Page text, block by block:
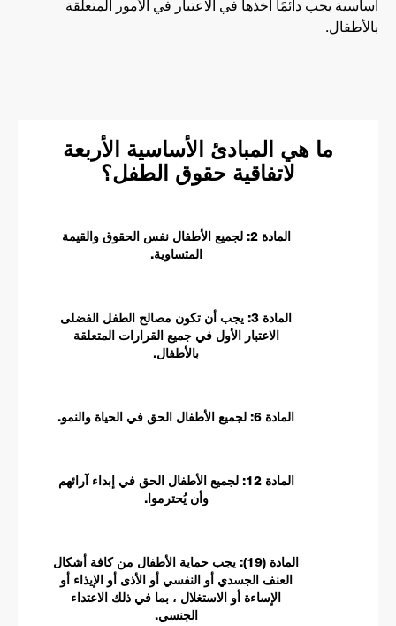
أساسية يجب دائمًا أخذها في الاعتبار في الأمور المتعلقة
بالأطفال.
ما هي المبادئ الأساسية الأربعة
لاتفاقية حقوق الطفل؟
المادة 2: لجميع الأطفال نفس الحقوق والقيمة
المتساوية.
المادة 3: يجب أن تكون مصالح الطفل الفضلى
الاعتبار الأول في جميع القرارات المتعلقة
بالأطفال.
المادة 6: لجميع الأطفال الحق في الحياة والنمو.
المادة 12: لجميع الأطفال الحق في إبداء آرائهم
وأن يُحترموا.
المادة (19): يجب حماية الأطفال من كافة أشكال
العنف الجسدي أو النفسي أو الأذى أو الإيذاء أو
الإساءة أو الاستغلال ، بما في ذلك الاعتداء
الجنسي.